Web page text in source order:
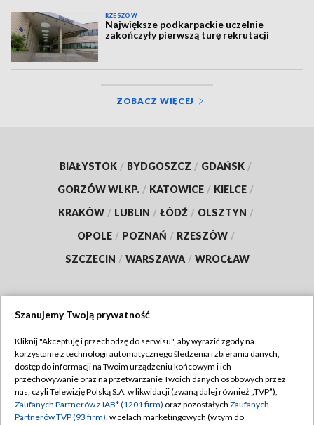
RZESZÓW
Największe podkarpackie uczelnie
zakończyły pierwszą turę rekrutacji
ZOBACZ WIĘCEJ
BIAŁYSTOK / BYDGOSZCZ / GDAŃSK /
GORZÓW WLKP. / KATOWICE / KIELCE /
KRAKÓW / LUBLIN / ŁÓDŹ / OLSZTYN /
OPOLE / POZNAŃ / RZESZÓW /
SZCZECIN / WARSZAWA / WROCŁAW
TVP
Abonament TVP
Emisja w TVP
Regulamin TVP
Polityka prywatności
Szanujemy Twoją prywatność
Kliknij "Akceptuję i przechodzę do serwisu", aby wyrazić zgody na
korzystanie z technologii automatycznego śledzenia i zbierania danych,
dostęp do informacji na Twoim urządzeniu końcowym i ich
przechowywanie oraz na przetwarzanie Twoich danych osobowych przez
nas, czyli Telewizję Polską S.A. w likwidacji (zwaną dalej również „TVP”),
Zaufanych Partnerów z IAB* (1201 firm) oraz pozostałych Zaufanych
Partnerów TVP (93 firm), w celach marketingowych (w tym do